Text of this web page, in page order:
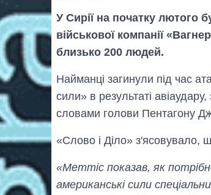
У Сирії на початку лютого
військової компанії
близько 200 людей.
Найманці загинули під час
сили» в результаті
словами голови Пентагону
«Слово і Діло» з'ясовувало,
«Меттіс показав, як
американські сили